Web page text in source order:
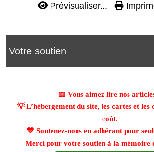
Votre soutien
📖 Vous aimez lire nos
💡 L’hébergement du site, les cartes et les
coût.
💛 Soutenez-nous en adhérant pour
Merci pour votre soutien à la mémoire
Prévisualiser...